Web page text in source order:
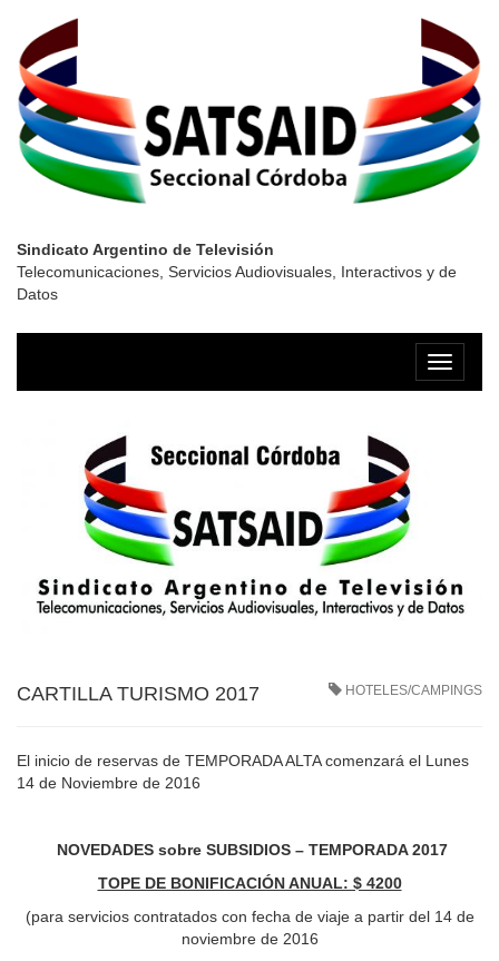
Sindicato Argentino de Televisión
Telecomunicaciones, Servicios Audiovisuales, Interactivos y de
Datos
Menú
CARTILLA TURISMO 2017 HOTELES/CAMPINGS
El inicio de reservas de TEMPORADA ALTA comenzará el Lunes
14 de Noviembre de 2016
NOVEDADES sobre SUBSIDIOS – TEMPORADA 2017
TOPE DE BONIFICACIÓN ANUAL: $ 4200
(para servicios contratados con fecha de viaje a partir del 14 de
noviembre de 2016